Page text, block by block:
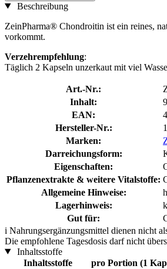
Beschreibung
ZeinPharma® Chondroitin ist ein reines,
vorkommt.
Verzehrempfehlung:
Täglich 2 Kapseln unzerkaut mit viel
Art.-Nr.:
Inhalt:
EAN:
Hersteller-Nr.:
Marken:
Darreichungsform:
Eigenschaften:
Pflanzenextrakte & weitere Vitalstoffe:
Allgemeine Hinweise:
Lagerhinweis:
Gut für:
i Nahrungsergänzungsmittel dienen nicht
Die empfohlene Tagesdosis darf nicht
Inhaltsstoffe
Inhaltsstoffe
pro Portion (1